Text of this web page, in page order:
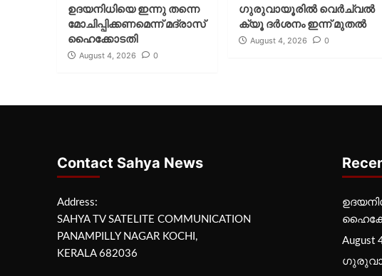
ഉദയനിധിയെ ഇന്നു തന്നെ
മോചിപ്പിക്കണമെന്ന് മദ്രാസ്
ഹൈക്കോടതി
August 4, 2026 0
ഗുരുവായൂരില്‍ വെര്‍ച്വല്‍
ക്യൂ ദര്‍ശനം ഇന്ന് മുതല്‍
August 4, 2026 0
Contact Sahya News
Address:
SAHYA TV SATELITE COMMUNICATION
PANAMPILLY NAGAR KOCHI,
KERALA 682036
August